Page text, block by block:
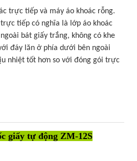
trực tiếp và máy áo khoác rỗng.
tiếp có nghĩa là lớp áo khoác
bát giấy trắng, không có khe
đáy lăn ở phía dưới bên ngoài
nhiệt tốt hơn so với đóng gói trực
giấy tự động ZM-12S